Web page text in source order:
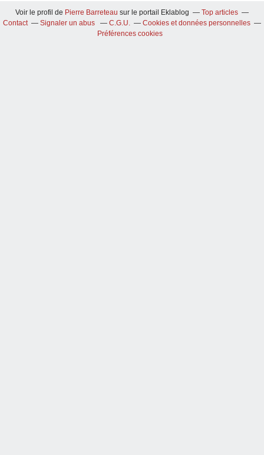
Voir le profil de Pierre Barreteau sur le portail Eklablog
Top articles
Contact
Signaler un abus C.G.U.
Cookies et données personnelles
Préférences cookies